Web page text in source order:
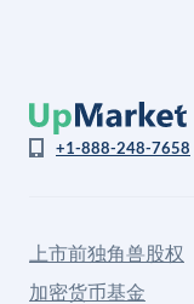
+1-888-248-7658
上市前独角兽股权
加密货币基金